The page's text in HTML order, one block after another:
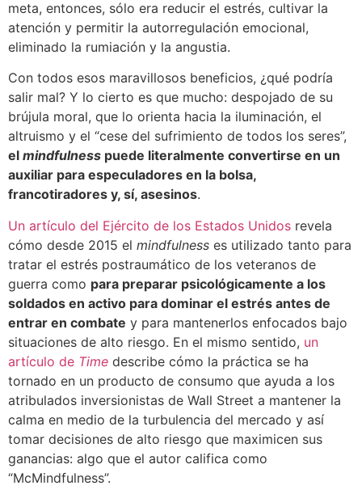
meta, entonces, sólo era reducir el estrés, cultivar la
atención y permitir la autorregulación emocional,
eliminado la rumiación y la angustia.
Con todos esos maravillosos beneficios, ¿qué podría
salir mal? Y lo cierto es que mucho: despojado de su
brújula moral, que lo orienta hacia la iluminación, el
altruismo y el “cese del sufrimiento de todos los seres”,
el mindfulness puede literalmente convertirse en un
auxiliar para especuladores en la bolsa,
francotiradores y, sí, asesinos.
Un artículo del Ejército de los Estados Unidos revela
cómo desde 2015 el mindfulness es utilizado tanto para
tratar el estrés postraumático de los veteranos de
guerra como para preparar psicológicamente a los
soldados en activo para dominar el estrés antes de
entrar en combate y para mantenerlos enfocados bajo
situaciones de alto riesgo. En el mismo sentido, un
artículo de Time describe cómo la práctica se ha
tornado en un producto de consumo que ayuda a los
atribulados ​​inversionistas de Wall Street a mantener la
calma en medio de la turbulencia del mercado y así
tomar decisiones de alto riesgo que maximicen sus
ganancias: algo que el autor califica como
“McMindfulness”.